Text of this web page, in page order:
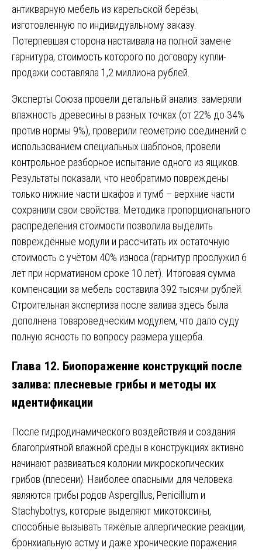
антикварную мебель из карельской берёзы,
изготовленную по индивидуальному заказу.
Потерпевшая сторона настаивала на полной замене
гарнитура, стоимость которого по договору купли-
продажи составляла 1,2 миллиона рублей.
Эксперты Союза провели детальный анализ: замеряли
влажность древесины в разных точках (от 22% до 34%
против нормы 9%), проверили геометрию соединений с
использованием специальных шаблонов, провели
контрольное разборное испытание одного из ящиков.
Результаты показали, что необратимо повреждены
только нижние части шкафов и тумб – верхние части
сохранили свои свойства. Методика пропорционального
распределения стоимости позволила выделить
повреждённые модули и рассчитать их остаточную
стоимость с учётом 40% износа (гарнитур прослужил 6
лет при нормативном сроке 10 лет). Итоговая сумма
компенсации за мебель составила 392 тысячи рублей.
Строительная экспертиза после залива здесь была
дополнена товароведческим модулем, что дало суду
полную ясность по вопросу размера ущерба.
Глава 12. Биопоражение конструкций после
залива: плесневые грибы и методы их
идентификации
После гидродинамического воздействия и создания
благоприятной влажной среды в конструкциях активно
начинают развиваться колонии микроскопических
грибов (плесени). Наиболее опасными для человека
являются грибы родов Aspergillus, Penicillium и
Stachybotrys, которые выделяют микотоксины,
способные вызывать тяжёлые аллергические реакции,
бронхиальную астму и даже хронические поражения